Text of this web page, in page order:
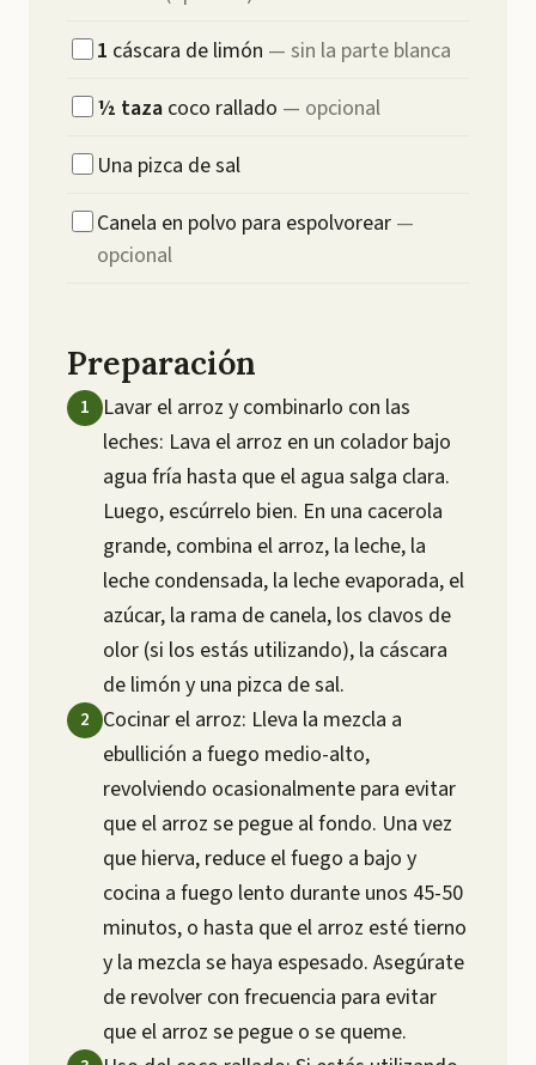
1 cáscara de limón — sin la parte blanca
½ taza coco rallado — opcional
Una pizca de sal
Canela en polvo para espolvorear —
opcional
Preparación
Lavar el arroz y combinarlo con las
leches: Lava el arroz en un colador bajo
agua fría hasta que el agua salga clara.
Luego, escúrrelo bien. En una cacerola
grande, combina el arroz, la leche, la
leche condensada, la leche evaporada, el
azúcar, la rama de canela, los clavos de
olor (si los estás utilizando), la cáscara
de limón y una pizca de sal.
Cocinar el arroz: Lleva la mezcla a
ebullición a fuego medio-alto,
revolviendo ocasionalmente para evitar
que el arroz se pegue al fondo. Una vez
que hierva, reduce el fuego a bajo y
cocina a fuego lento durante unos 45-50
minutos, o hasta que el arroz esté tierno
y la mezcla se haya espesado. Asegúrate
de revolver con frecuencia para evitar
que el arroz se pegue o se queme.